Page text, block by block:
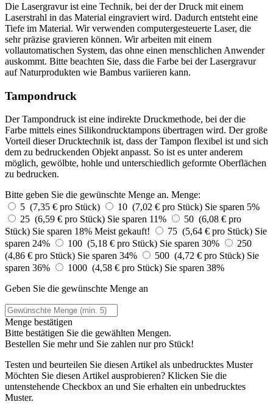
Die Lasergravur ist eine Technik, bei der der Druck mit einem
Laserstrahl in das Material eingraviert wird. Dadurch entsteht eine
Tiefe im Material. Wir verwenden computergesteuerte Laser, die
sehr präzise gravieren können. Wir arbeiten mit einem
vollautomatischen System, das ohne einen menschlichen Anwender
auskommt. Bitte beachten Sie, dass die Farbe bei der Lasergravur
auf Naturprodukten wie Bambus variieren kann.
Tampondruck
Der Tampondruck ist eine indirekte Druckmethode, bei der die
Farbe mittels eines Silikondrucktampons übertragen wird. Der große
Vorteil dieser Drucktechnik ist, dass der Tampon flexibel ist und sich
dem zu bedruckenden Objekt anpasst. So ist es unter anderem
möglich, gewölbte, hohle und unterschiedlich geformte Oberflächen
zu bedrucken.
Bitte geben Sie die gewünschte Menge an. Menge:
5 (7,35 € pro Stück)
10 (7,02 € pro Stück) Sie sparen 5%
25 (6,59 € pro Stück) Sie sparen 11%
50 (6,08 € pro
Stück) Sie sparen 18% Meist gekauft! 75 (5,64 € pro Stück) Sie
sparen 24%
100 (5,18 € pro Stück) Sie sparen 30%
250
(4,86 € pro Stück) Sie sparen 34% 500 (4,72 € pro Stück) Sie
sparen 36%
1000 (4,58 € pro Stück) Sie sparen 38%
Geben Sie die gewünschte Menge an
Menge bestätigen
Bitte bestätigen Sie die gewählten Mengen.
Bestellen Sie mehr und Sie zahlen nurpro Stück!
Testen und beurteilen Sie diesen Artikel als unbedrucktes Muster
Möchten Sie diesen Artikel ausprobieren? Klicken Sie die
untenstehende Checkbox an und Sie erhalten ein unbedrucktes
Muster.